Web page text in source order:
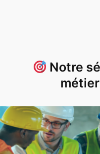
Notre